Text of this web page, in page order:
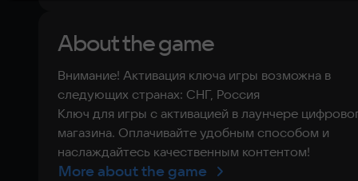
About the game
Внимание! Активация ключа игры возможна в
следующих странах: СНГ, Россия
Ключ для игры с активацией в лаунчере
магазина. Оплачивайте удобным способом и
наслаждайтесь качественным контентом!
More about the game